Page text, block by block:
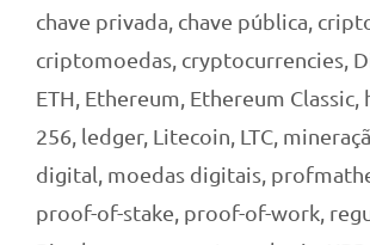
chave privada, chave pública,
criptomoedas, cryptocurrencies,
ETH, Ethereum, Ethereum Classic,
256, ledger, Litecoin, LTC,
digital, moedas digitais,
proof-of-stake, proof-of-work,